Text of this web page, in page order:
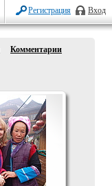
Регистрация Вход
Комментарии